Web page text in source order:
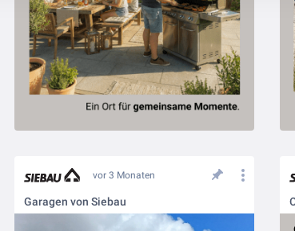
vor 3 Monaten
Garagen von Siebau